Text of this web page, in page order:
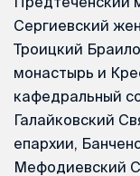
Сергиевский
Троицкий
монастырь и
кафедральный
Галайковский
епархии,
Мефодиевский